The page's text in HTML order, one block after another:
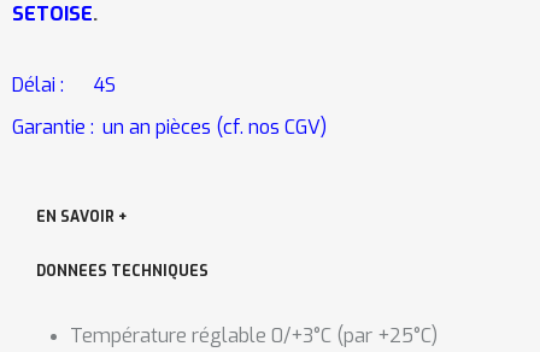
SETOISE.
Délai :
4S
Garantie : un an pièces (cf. nos CGV)
EN SAVOIR +
DONNEES TECHNIQUES
Température réglable 0/+3°C (par +25°C)